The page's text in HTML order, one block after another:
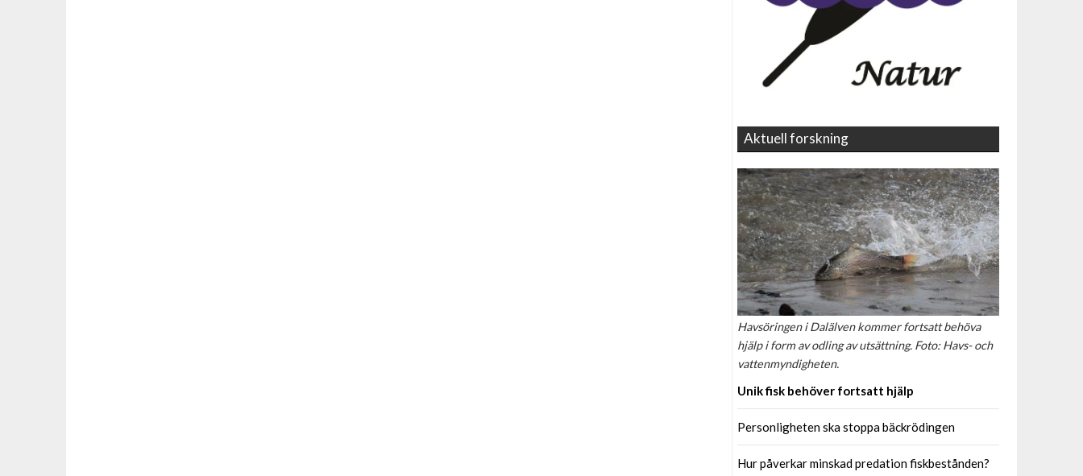
Aktuell forskning
Havsöringen i Dalälven kommer fortsatt behöva
hjälp i form av odling av utsättning. Foto: Havs- och
vattenmyndigheten.
Unik fisk behöver fortsatt hjälp
Personligheten ska stoppa bäckrödingen
Hur påverkar minskad predation fiskbestånden?